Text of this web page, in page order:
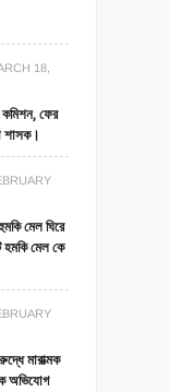
18,
কমিশন, ফের
শাসক।
মেল ঘিরে
মেল কে
মারাত্মক
অভিযোগ